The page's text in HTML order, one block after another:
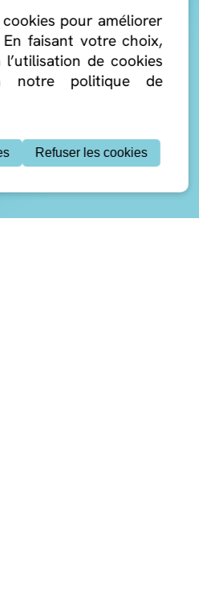
pour améliorer
faisant votre choix,
de cookies
notre politique de
Refuser les cookies